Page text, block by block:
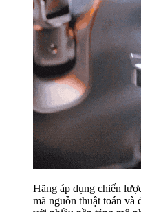
Hãng áp dụng chiến
mã nguồn thuật toán và